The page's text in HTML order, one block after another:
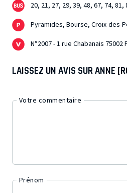
20, 21, 27, 29, 39, 48, 67, 74, 81,
Pyramides, Bourse, Croix-des-
N°2007 - 1 rue Chabanais 75002
LAISSEZ UN AVIS SUR ANNE
Votre commentaire
Prénom